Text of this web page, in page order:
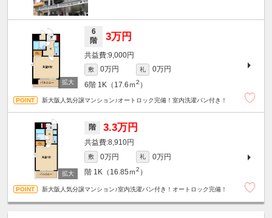
6
階
3万円
9,000円
敷 0万円 礼
0万円
6階 1K（17.6ｍ2 ）
新大阪人気分譲マンション♪オートロック完備！室内洗濯パン付き！
階 3.3万円
8,910円
敷 0万円 礼
0万円
階 1K（16.85ｍ2 ）
新大阪人気分譲マンション♪室内洗濯パン付き！オートロック完備！